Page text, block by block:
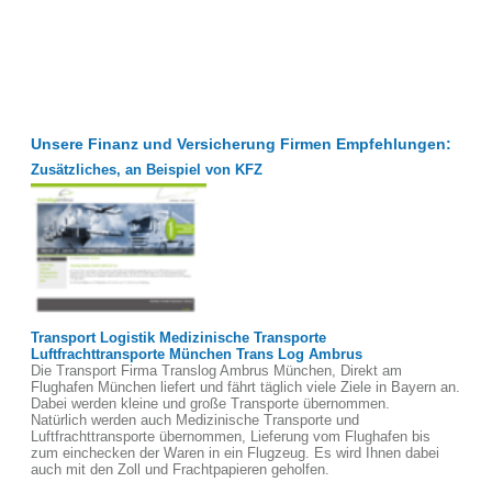
Unsere Finanz und Versicherung Firmen Empfehlungen:
Zusätzliches, an Beispiel von KFZ
Transport Logistik Medizinische Transporte
Luftfrachttransporte München Trans Log Ambrus
Die Transport Firma Translog Ambrus München, Direkt am
Flughafen München liefert und fährt täglich viele Ziele in Bayern an.
Dabei werden kleine und große Transporte übernommen.
Natürlich werden auch Medizinische Transporte und
Luftfrachttransporte übernommen, Lieferung vom Flughafen bis
zum einchecken der Waren in ein Flugzeug. Es wird Ihnen dabei
auch mit den Zoll und Frachtpapieren geholfen.